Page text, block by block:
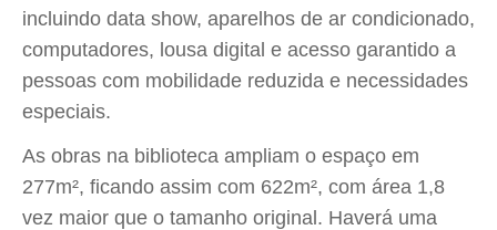
incluindo data show, aparelhos de ar condicionado,
computadores, lousa digital e acesso garantido a
pessoas com mobilidade reduzida e necessidades
especiais.
As obras na biblioteca ampliam o espaço em
277m², ficando assim com 622m², com área 1,8
vez maior que o tamanho original. Haverá uma